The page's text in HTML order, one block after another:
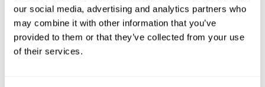
our social media, advertising and analytics partners who
may combine it with other information that you’ve
provided to them or that they’ve collected from your use
of their services.
Tras esto, se realizó unaevaluación neuropsicológica a través
de la evaluación cognitivade CogniFit. Para evitar el efecto de
aprendizaje, la herramienta de CogniFit aplica automáticamente
distintas versiones de estímulos y tareas para cada evaluación.
Además, ha sido validada científicamente. Esta evaluación